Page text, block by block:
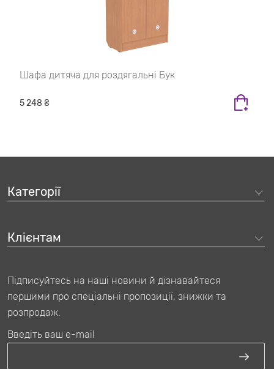
Шафа дитяча для роздягальні Бук
5 248 ₴
Категорії
Клієнтам
Підписуйтесь на наші новини й дізнавайтеся
першими про спеціальні пропозиції, знижки та
розпродаж.
Введіть ваш e-mail